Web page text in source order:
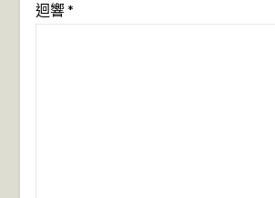
迴響*